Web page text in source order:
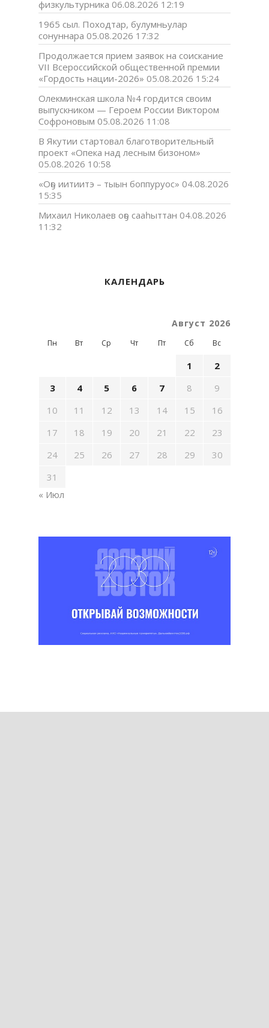
физкультурника 06.08.2026 12:19
1965 сыл. Походтар, булумньулар
сонуннара 05.08.2026 17:32
Продолжается прием заявок на соискание
VII Всероссийской общественной премии
«Гордость нации-2026» 05.08.2026 15:24
Олекминская школа №4 гордится своим
выпускником — Героем России Виктором
Софроновым 05.08.2026 11:08
В Якутии стартовал благотворительный
проект «Опека над лесным бизоном»
05.08.2026 10:58
«Оҕо иитиитэ – тыын боппуруос» 04.08.2026
15:35
Михаил Николаев оҕо сааһыттан 04.08.2026
11:32
КАЛЕНДАРЬ
Август 2026
Пн Вт Ср Чт Пт Сб Вс
1
2
3
4 5 6 7 8
9
10
11 12 13 14 15
16
17
18 19 20 21 22
23
24
25 26 27 28 29
30
31
« Июл